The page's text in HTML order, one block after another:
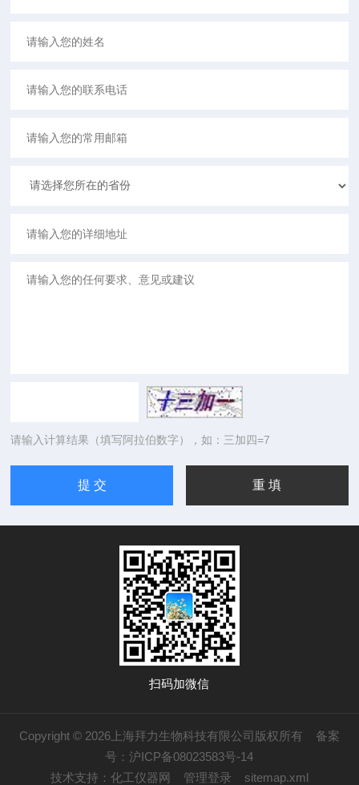
请输入计算结果（填写阿拉伯数字），如：三加四=7
扫码加微信
Copyright © 2026上海拜力生物科技有限公司版权所有 备案
号：沪ICP备08023583号-14
技术支持： 化工仪器网 管理登录 sitemap.xml